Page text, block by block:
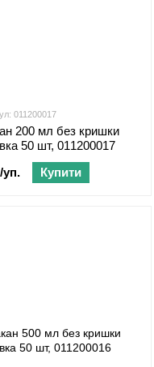
011200017
200 мл без кришки
50 шт, 011200017
уп.
Купити